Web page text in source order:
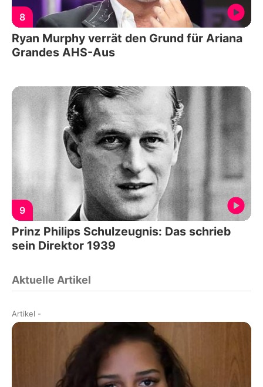
8
Ryan Murphy verrät den Grund für Ariana
Grandes AHS-Aus
9
Prinz Philips Schulzeugnis: Das schrieb
sein Direktor 1939
Aktuelle Artikel
Artikel -